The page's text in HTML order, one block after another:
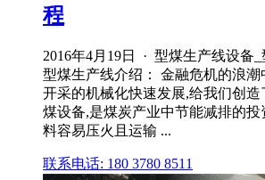
程
2016年4月19日 · 型煤生产线设备
型煤生产线介绍： 金融危机的浪潮
开采的机械化快速发展,给我们创
煤设备,是煤炭产业中节能减排的
料容易压火且运输 ...
联系电话: 180 3780 8511